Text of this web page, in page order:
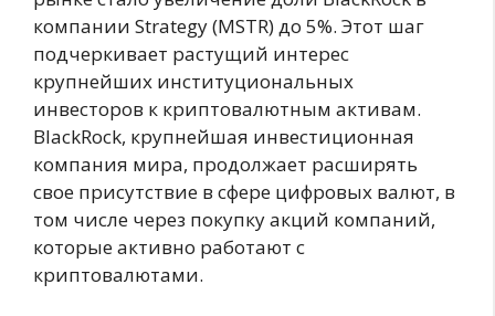
компании Strategy (MSTR) до 5%. Этот шаг
подчеркивает растущий интерес
крупнейших институциональных
инвесторов к криптовалютным активам.
BlackRock, крупнейшая инвестиционная
компания мира, продолжает расширять
свое присутствие в сфере цифровых валют, в
том числе через покупку акций компаний,
которые активно работают с
криптовалютами.